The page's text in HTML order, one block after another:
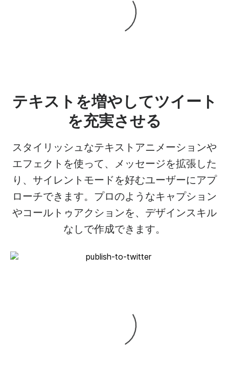
テキストを増やしてツイート
を充実させる
スタイリッシュなテキストアニメーションや
エフェクトを使って、メッセージを拡張した
り、サイレントモードを好むユーザーにアプ
ローチできます。プロのようなキャプション
やコールトゥアクションを、デザインスキル
なしで作成できます。